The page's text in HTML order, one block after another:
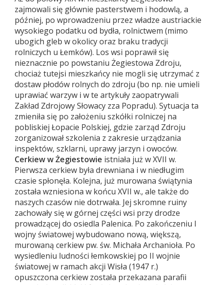
zajmowali się głównie pasterstwem i hodowlą, a
później, po wprowadzeniu przez władze austriackie
wysokiego podatku od bydła, rolnictwem (mimo
ubogich gleb w okolicy oraz braku tradycji
rolniczych u Łemków). Los wsi poprawił się
nieznacznie po powstaniu Żegiestowa Zdroju,
chociaż tutejsi mieszkańcy nie mogli się utrzymać z
dostaw płodów rolnych do zdroju (bo np. nie umieli
uprawiać warzyw i w te artykuły zaopatrywali
Zakład Zdrojowy Słowacy zza Popradu). Sytuacja ta
zmieniła się po założeniu szkółki rolniczej na
pobliskiej Łopacie Polskiej, gdzie zarząd Zdroju
zorganizował szkolenia z zakresie urządzania
inspektów, szklarni, uprawy jarzyn i owoców.
Cerkiew w Żegiestowie istniała już w XVII w.
Pierwsza cerkiew była drewniana i w niedługim
czasie spłonęła. Kolejna, już murowana świątynia
została wzniesiona w końcu XVII w., ale także do
naszych czasów nie dotrwała. Jej skromne ruiny
zachowały się w górnej części wsi przy drodze
prowadzącej do osiedla Palenica. Po zakończeniu I
wojny światowej wybudowano nową, większą,
murowaną cerkiew pw. św. Michała Archanioła. Po
wysiedleniu ludności łemkowskiej po II wojnie
światowej w ramach akcji Wisła (1947 r.)
opuszczona cerkiew została przekazana parafii